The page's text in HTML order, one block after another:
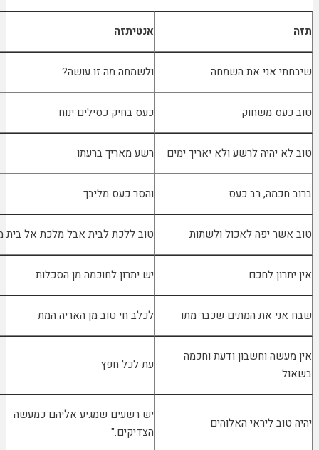
אנטיתזה
אני את השמחה ולשמחה מה זו עושה?
משחוק כעס בחיק כסילים ינוח
יהיה לרשע ולא יאריך ימים רשע מאריך ברעתו
רב כעס והסר כעס מליבך
יפה לאכול ולשתות טוב ללכת לבית אבל מלכת אל בית משתה
לחכם יש יתרון לחוכמה מן הסכלות
את המתים שכבר מתו לכלב חי טוב מן האריה המת
וחשבון ודעת וחכמה
עת לכל חפץ
ליראי האלוהים
יש רשעים שמגיע אליהם כמעשה
הצדיקים."